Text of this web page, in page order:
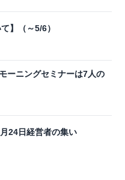
】（～5/6）
ーニングセミナーは7人の
24日経営者の集い